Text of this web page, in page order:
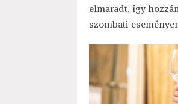
elmaradt, így
szombati